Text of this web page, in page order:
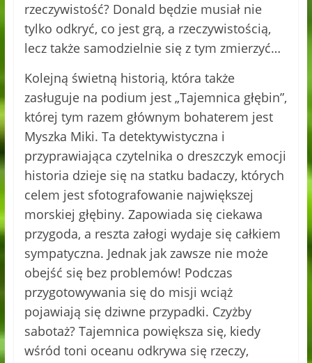
rzeczywistość? Donald będzie musiał nie
tylko odkryć, co jest grą, a rzeczywistością,
lecz także samodzielnie się z tym zmierzyć…
Kolejną świetną historią, która także
zasługuje na podium jest „Tajemnica głębin”,
której tym razem głównym bohaterem jest
Myszka Miki. Ta detektywistyczna i
przyprawiająca czytelnika o dreszczyk emocji
historia dzieje się na statku badaczy, których
celem jest sfotografowanie największej
morskiej głębiny. Zapowiada się ciekawa
przygoda, a reszta załogi wydaje się całkiem
sympatyczna. Jednak jak zawsze nie może
obejść się bez problemów! Podczas
przygotowywania się do misji wciąż
pojawiają się dziwne przypadki. Czyżby
sabotaż? Tajemnica powiększa się, kiedy
wśród toni oceanu odkrywa się rzeczy,